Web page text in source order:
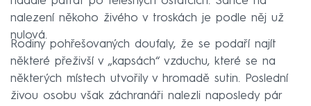
nalezení někoho živého v troskách je podle něj už
nulová.
Rodiny pohřešovaných doufaly, že se podaří najít
některé přeživší v „kapsách“ vzduchu, které se na
některých místech utvořily v hromadě sutin. Poslední
živou osobu však záchranáři nalezli naposledy pár